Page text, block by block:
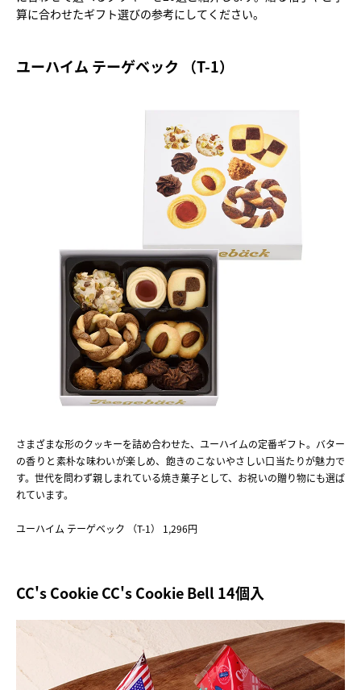
算に合わせたギフト選びの参考にしてください。
ユーハイム テーゲベック （T-1）
さまざまな形のクッキーを詰め合わせた、ユーハイムの定番ギフト。バター
の香りと素朴な味わいが楽しめ、飽きのこないやさしい口当たりが魅力で
す。世代を問わず親しまれている焼き菓子として、お祝いの贈り物にも選ば
れています。
ユーハイム テーゲベック （T-1） 1,296円
CC's Cookie CC's Cookie Bell 14個入